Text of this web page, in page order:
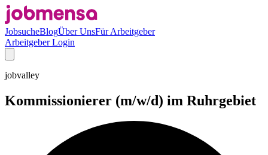
JobsucheBlogÜber UnsFür Arbeitgeber
Arbeitgeber Login
jobvalley
Kommissionierer (m/w/d) im Ruhrgebiet